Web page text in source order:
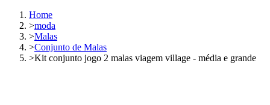
Home
>moda
>Malas
>Conjunto de Malas
>Kit conjunto jogo 2 malas viagem village - média e grande